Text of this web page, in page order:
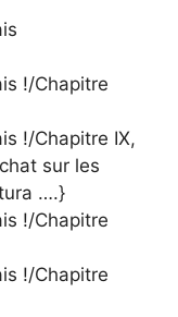
!/Chapitre
!/Chapitre IX,
sur les
….}
!/Chapitre
!/Chapitre